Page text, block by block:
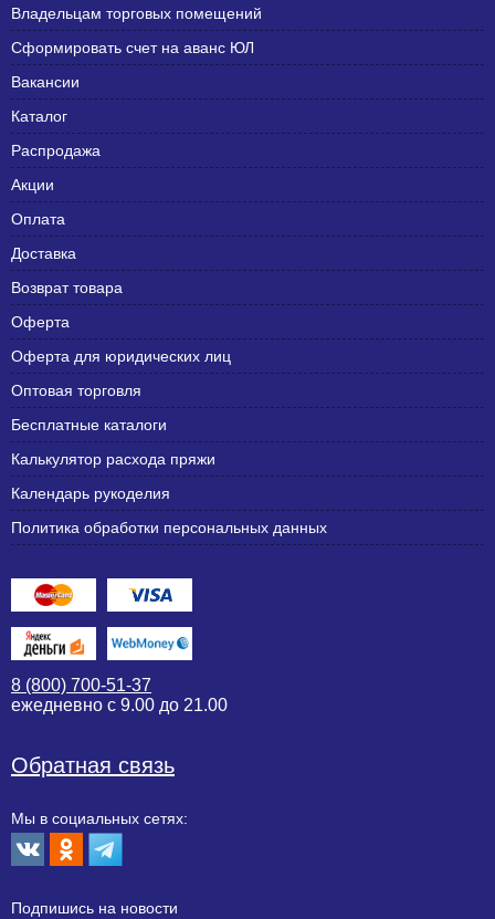
Владельцам торговых помещений
Сформировать счет на аванс ЮЛ
Вакансии
Каталог
Распродажа
Акции
Оплата
Доставка
Возврат товара
Оферта
Оферта для юридических лиц
Оптовая торговля
Бесплатные каталоги
Калькулятор расхода пряжи
Календарь рукоделия
Политика обработки персональных данных
8 (800) 700-51-37
ежедневно с 9.00 до 21.00
Обратная связь
Мы в социальных сетях:
Подпишиcь на новости